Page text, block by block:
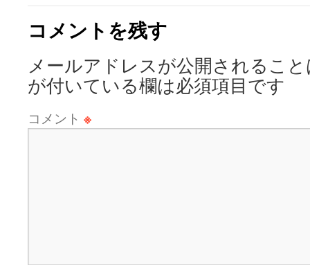
コメントを残す
メールアドレスが公開されるこ
が付いている欄は必須項目です
コメント ※